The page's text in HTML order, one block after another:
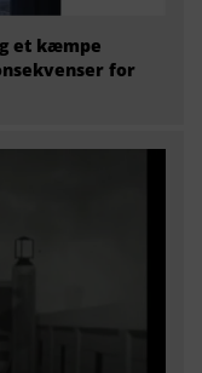
et kæmpe
for